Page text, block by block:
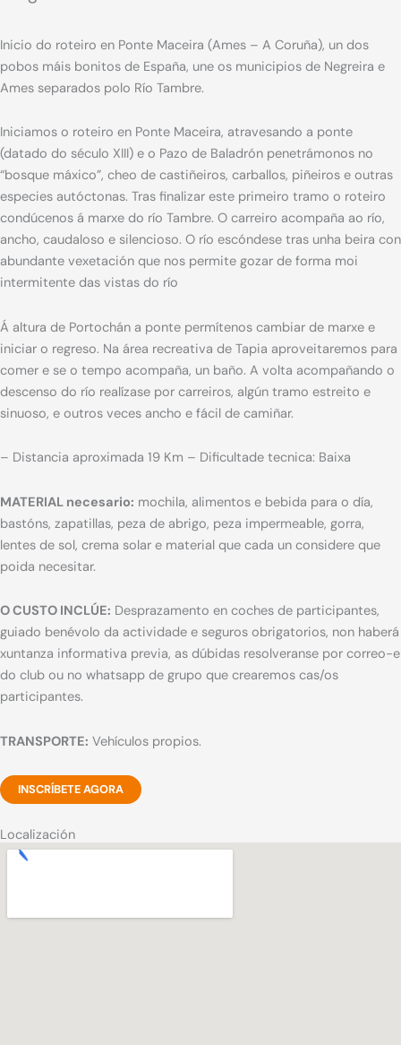
Inicio do roteiro en Ponte Maceira (Ames – A Coruña), un dos
pobos máis bonitos de España, une os municipios de Negreira e
Ames separados polo Río Tambre.
Iniciamos o roteiro en Ponte Maceira, atravesando a ponte
(datado do século XIII) e o Pazo de Baladrón penetrámonos no
“bosque máxico”, cheo de castiñeiros, carballos, piñeiros e outras
especies autóctonas. Tras finalizar este primeiro tramo o roteiro
condúcenos á marxe do río Tambre. O carreiro acompaña ao río,
ancho, caudaloso e silencioso. O río escóndese tras unha beira con
abundante vexetación que nos permite gozar de forma moi
intermitente das vistas do río
Á altura de Portochán a ponte permítenos cambiar de marxe e
iniciar o regreso. Na área recreativa de Tapia aproveitaremos para
comer e se o tempo acompaña, un baño. A volta acompañando o
descenso do río realízase por carreiros, algún tramo estreito e
sinuoso, e outros veces ancho e fácil de camiñar.
– Distancia aproximada 19 Km – Dificultade tecnica: Baixa
MATERIAL necesario: mochila, alimentos e bebida para o día,
bastóns, zapatillas, peza de abrigo, peza impermeable, gorra,
lentes de sol, crema solar e material que cada un considere que
poida necesitar.
O CUSTO INCLÚE: Desprazamento en coches de participantes,
guiado benévolo da actividade e seguros obrigatorios, non haberá
xuntanza informativa previa, as dúbidas resolveranse por correo-e
do club ou no whatsapp de grupo que crearemos cas/os
participantes.
TRANSPORTE: Vehículos propios.
INSCRÍBETE AGORA
Localización